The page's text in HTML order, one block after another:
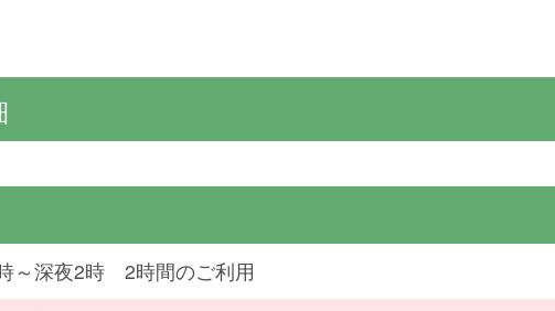
～深夜2時 2時間のご利用